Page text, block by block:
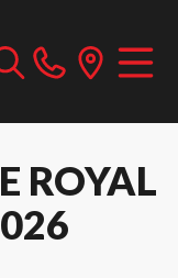
ROYAL